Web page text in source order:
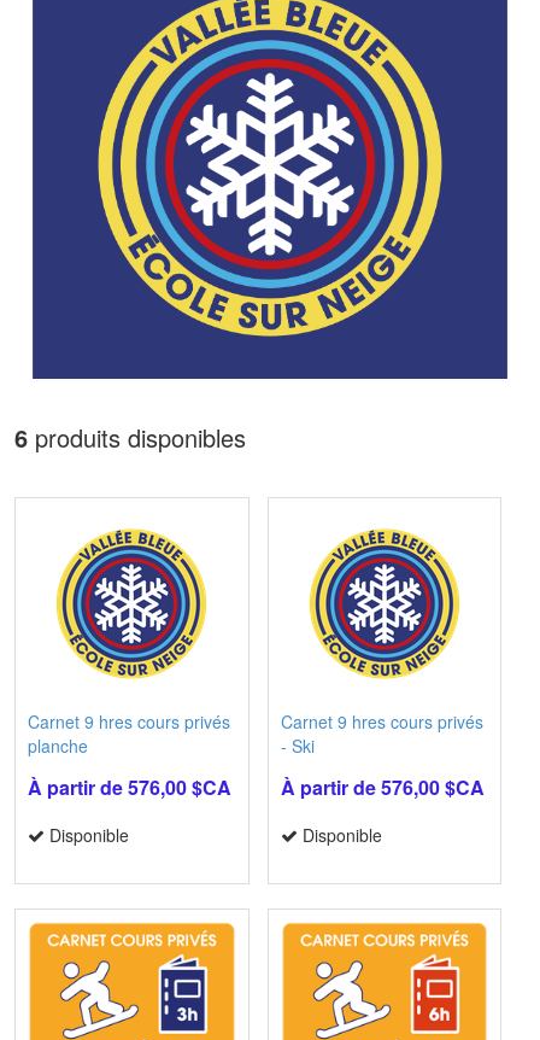
6 produits disponibles
Carnet 9 hres cours privés
planche
À partir de 576,00 $CA
Disponible
Carnet 9 hres cours privés
- Ski
À partir de 576,00 $CA
Disponible